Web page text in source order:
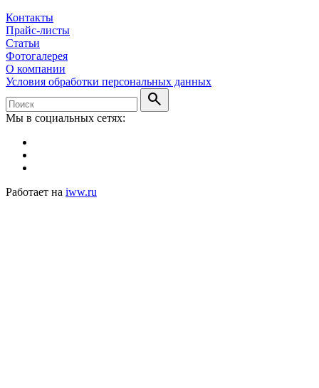
Контакты
Прайс-листы
Статьи
Фотогалерея
О компании
Условия обработки персональных данных
search
Мы в социальных сетях:
Работает на iww.ru